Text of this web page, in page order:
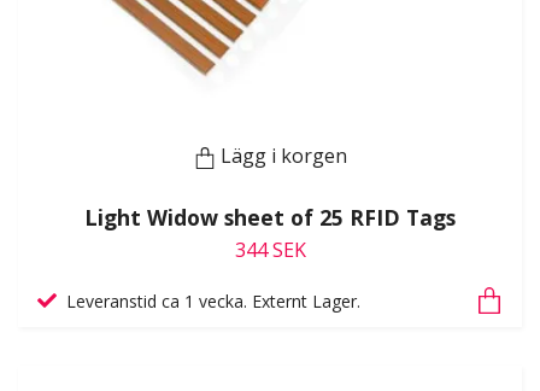
Lägg i korgen
Light Widow sheet of 25 RFID Tags
344 SEK
Leveranstid ca 1 vecka. Externt Lager.